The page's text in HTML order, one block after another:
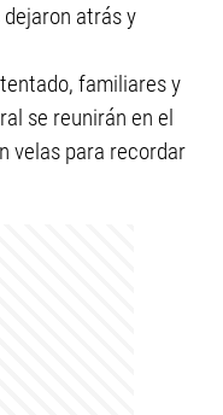
atrás y
familiares y
se reunirán en el
velas para recordar